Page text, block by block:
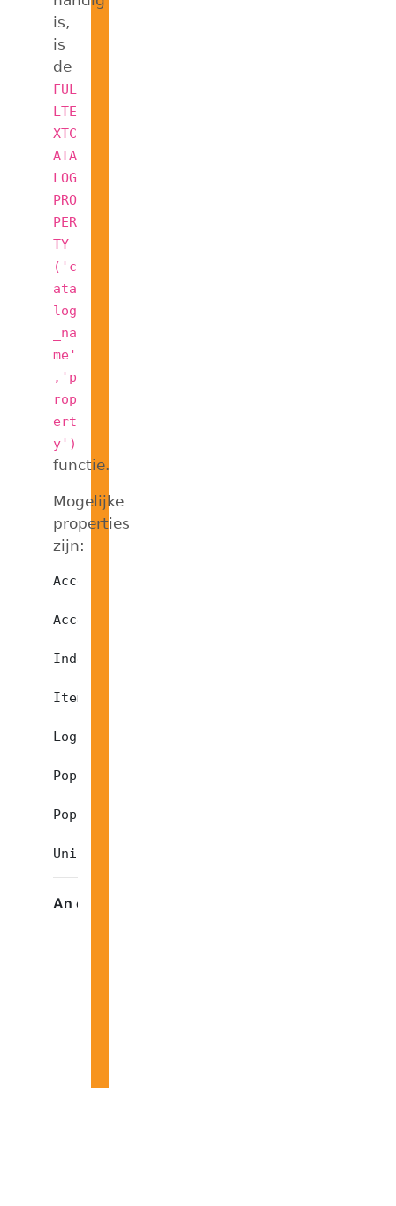
is,
is
de
FUL
LTE
XTC
ATA
LOG
PRO
PER
TY
('c
ata
log
_na
me'
,'p
rop
ert
y')
functie.
Mogelijke
properties
zijn:
AccentSensitivity
Accent-sensitivity setting.
IndexSize
ItemCount
LogSize
PopulateCompletionAge
PopulateStatus